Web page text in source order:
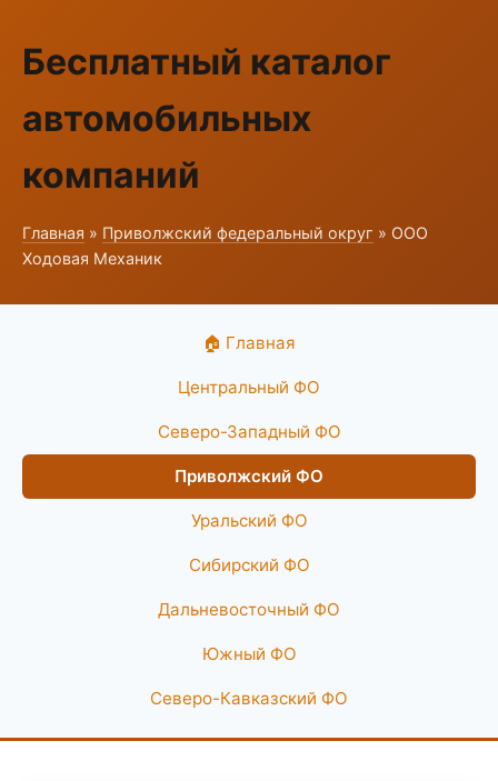
Бесплатный каталог
автомобильных
компаний
Главная » Приволжский федеральный округ » ООО
Ходовая Механик
🏠 Главная
Центральный ФО
Северо-Западный ФО
Приволжский ФО
Уральский ФО
Сибирский ФО
Дальневосточный ФО
Южный ФО
Северо-Кавказский ФО